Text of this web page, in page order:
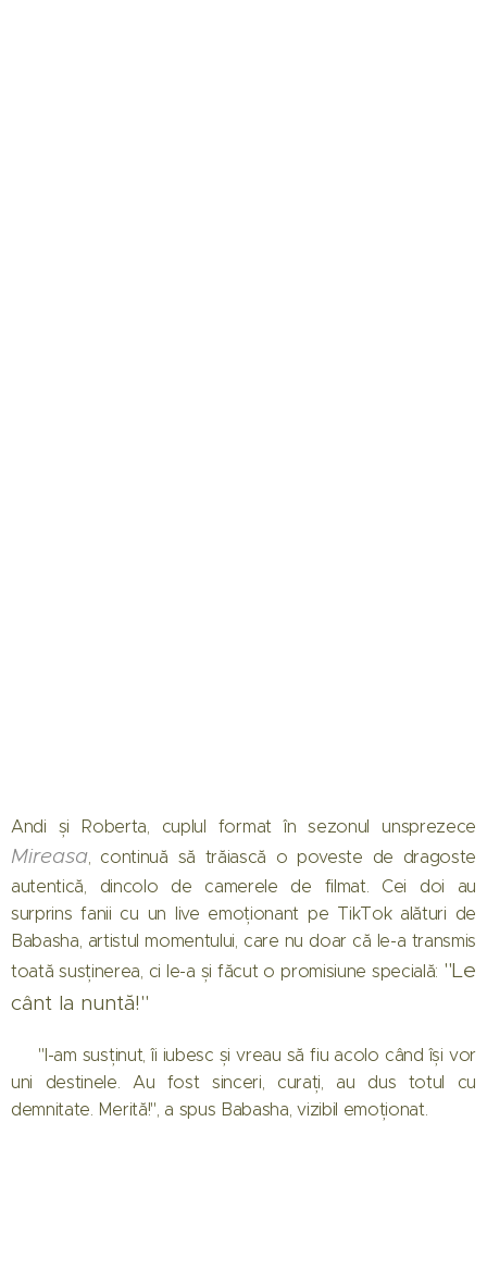
Andi și Roberta, cuplul format în sezonul unsprezece
Mireasa, continuă să trăiască o poveste de dragoste
autentică, dincolo de camerele de filmat. Cei doi au
surprins fanii cu un live emoționant pe TikTok alături de
Babasha, artistul momentului, care nu doar că le-a transmis
toată susținerea, ci le-a și făcut o promisiune specială: "Le
cânt la nuntă!"
💬 "I-am susținut, îi iubesc și vreau să fiu acolo când își vor
uni destinele. Au fost sinceri, curați, au dus totul cu
demnitate. Merită!", a spus Babasha, vizibil emoționat.